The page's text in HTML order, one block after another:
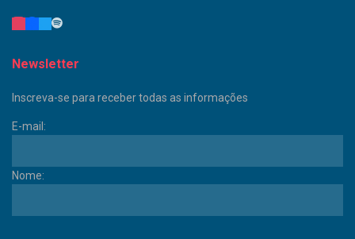
Newsletter
Inscreva-se para receber todas as informações
E-mail:
Nome: